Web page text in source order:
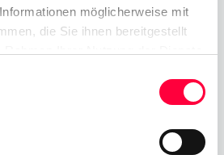
möglicherweise mit
die Sie ihnen bereitgestellt
Webseite weiterhin nutzen.
für Kunden, die
gegenüberstehen,
haben und ihre IT-
und überschaubar halten
die neue PASCOM